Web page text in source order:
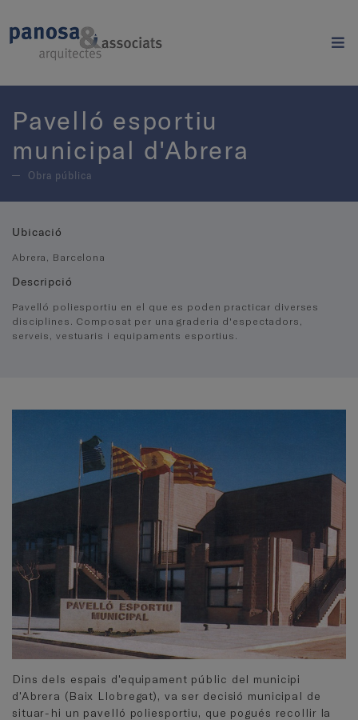
Pavelló esportiu
municipal d'Abrera
Obra pública
Ubicació
Abrera, Barcelona
Descripció
Pavelló poliesportiu en el que es poden practicar diverses
disciplines. Composat per una graderia d'espectadors,
serveis, vestuaris i equipaments esportius.
Dins dels espais d'equipament públic del municipi
d'Abrera (Baix Llobregat), va ser decisió municipal de
situar-hi un pavelló poliesportiu, que pogués recollir la